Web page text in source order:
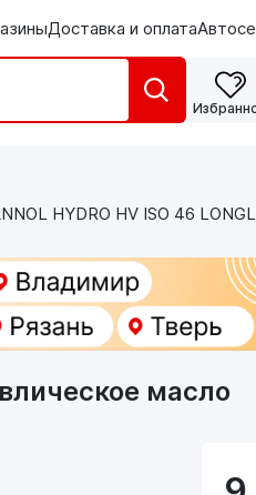
Доставка и оплата
HYDRO HV ISO 46
масло